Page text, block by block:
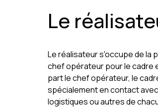
Le
Le réalisateur s'occupe de la
chef opérateur pour le cadre
part le chef opérateur, le
spécialement en contact
logistiques ou autres de